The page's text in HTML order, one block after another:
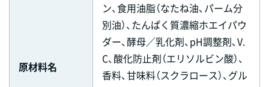
原材料名
ン、食用油脂（なたね油、パーム分
別油）、たんぱく質濃縮ホエイパウ
ダー、酵母／乳化剤、pH調整剤、V.
C、酸化防止剤（エリソルビン酸）、
香料、甘味料（スクラロース）、グル